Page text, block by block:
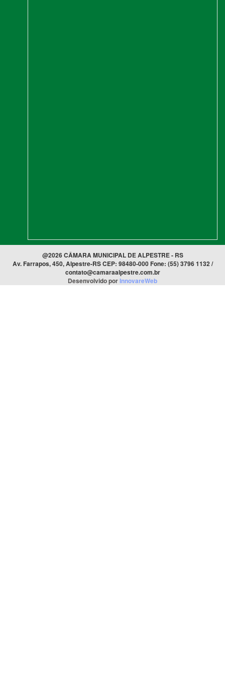
@2026 CÂMARA MUNICIPAL DE ALPESTRE - RS
Av. Farrapos, 450, Alpestre-RS CEP: 98480-000 Fone: (55) 3796 1132 /
contato@camaraalpestre.com.br
Desenvolvido porInnovareWeb